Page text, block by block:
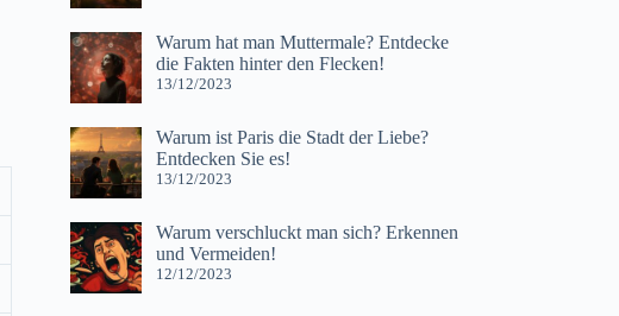
Warum hat man Muttermale? Entdecke
die Fakten hinter den Flecken!
13/12/2023
Warum ist Paris die Stadt der Liebe?
Entdecken Sie es!
13/12/2023
Warum verschluckt man sich? Erkennen
und Vermeiden!
12/12/2023